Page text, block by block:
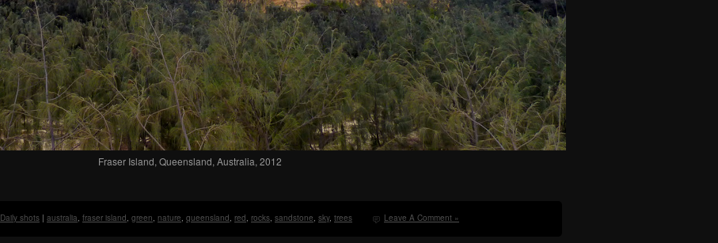
Fraser Island, Queensland, Australia, 2012
Daily shots | australia, fraser island, green, nature, queensland, red, rocks, sandstone, sky, trees Leave A Comment »